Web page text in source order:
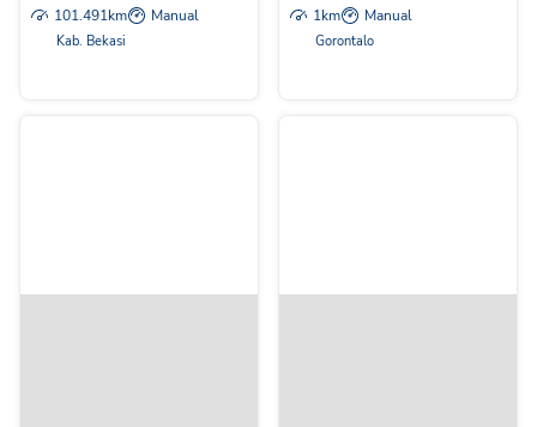
101.491km Manual
Kab. Bekasi
1km Manual
Gorontalo